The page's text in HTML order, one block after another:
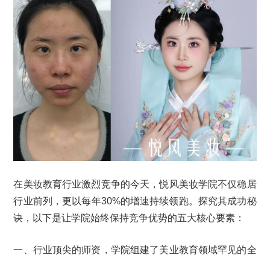
在美妆教育行业激烈竞争的今天，悦风美妆学院不仅稳居
行业前列，更以每年30%的增速持续领跑。探究其成功秘
诀，以下是让学院始终保持竞争优势的五大核心要素：
一、行业顶尖的师资，学院组建了美业教育领域罕见的全